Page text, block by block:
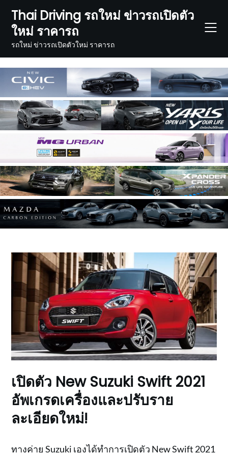
content
Thai Driving รถใหม่ ข่าวรถเปิดตัว
ใหม่ ราคารถ
รถใหม่ ข่าวรถเปิดตัวใหม่ ราคารถ
เปิดตัว New Suzuki Swift 2021
อัพเกรดเครื่องและปรับราย
ละเอียดใหม่!
ทางค่าย Suzuki เองได้ทำการเปิดตัว New Swift 2021